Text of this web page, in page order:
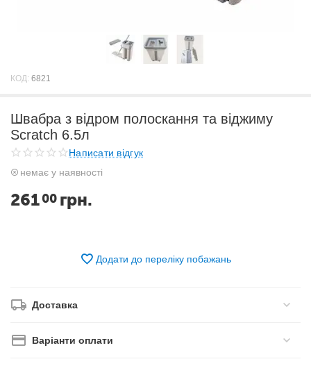
КОД: 6821
Швабра з відром полоскання та віджиму
Scratch 6.5л
Написати відгук
немає у наявності
26100 грн.
Додати до переліку побажань
Доставка
Варіанти оплати